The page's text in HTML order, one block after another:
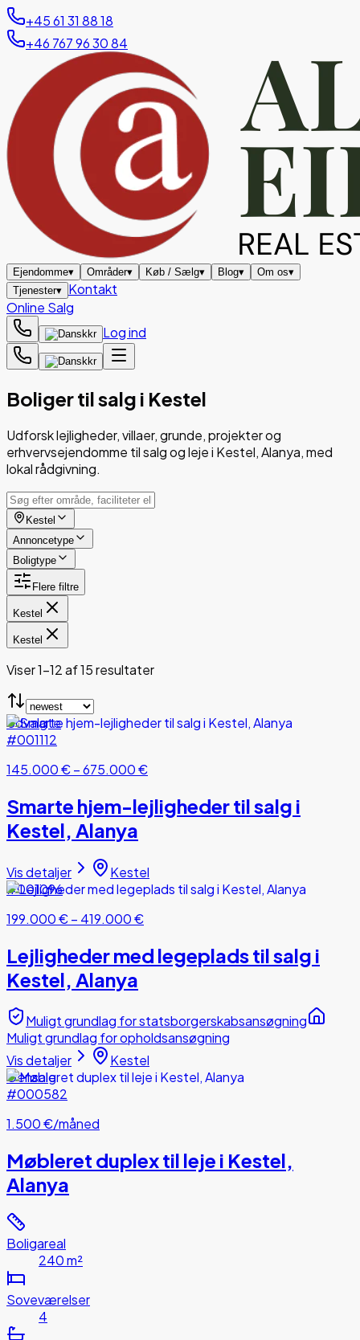
+45 61 31 88 18
+46 767 96 30 84
Ejendomme▾ Områder▾ Køb / Sælg▾ Blog▾ Om os▾
Tjenester▾ Kontakt
Online Salg
kr Log ind
kr
Boliger til salg i Kestel
Udforsk lejligheder, villaer, grunde, projekter og
erhvervsejendomme til salg og leje i Kestel, Alanya, med
lokal rådgivning.
Kestel
Annoncetype
Boligtype
Flere filtre
Kestel
Kestel
Viser 1-12 af 15 resultater
Udvalgte
#001112
145.000 €–675.000 €
Smarte hjem-lejligheder til salg i
Kestel, Alanya
Vis detaljer
Kestel
#001096
199.000 €– 419.000 €
Lejligheder med legeplads til salg i
Kestel, Alanya
Muligt grundlag for statsborgerskabsansøgning
Muligt grundlag for opholdsansøgning
Vis detaljer
Kestel
Gensalg
#000582
1.500 €/måned
Møbleret duplex til leje i Kestel,
Alanya
Boligareal
240 m²
Soveværelser
4